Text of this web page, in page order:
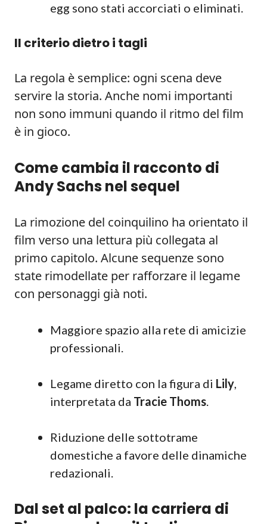
egg sono stati accorciati o eliminati.
Il criterio dietro i tagli
La regola è semplice: ogni scena deve
servire la storia. Anche nomi importanti
non sono immuni quando il ritmo del film
è in gioco.
Come cambia il racconto di
Andy Sachs nel sequel
La rimozione del coinquilino ha orientato il
film verso una lettura più collegata al
primo capitolo. Alcune sequenze sono
state rimodellate per rafforzare il legame
con personaggi già noti.
Maggiore spazio alla rete di amicizie
professionali.
Legame diretto con la figura di Lily,
interpretata da Tracie Thoms.
Riduzione delle sottotrame
domestiche a favore delle dinamiche
redazionali.
Dal set al palco: la carriera di